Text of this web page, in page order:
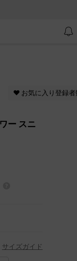
♥ お気に入り登録者
ー スニ
サイズガイド